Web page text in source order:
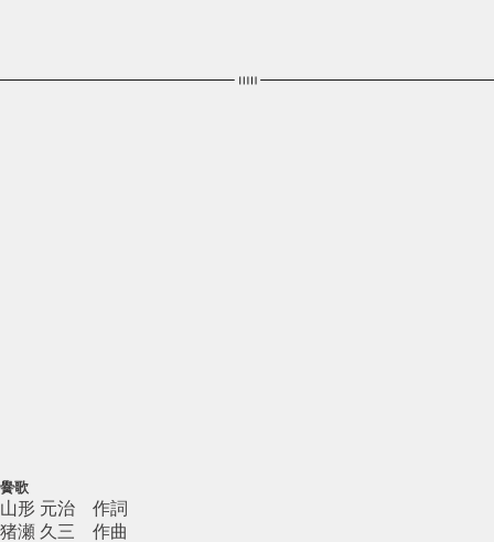
黌歌
山形 元治 作詞
猪瀬 久三 作曲